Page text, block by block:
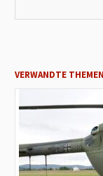
VERWANDTE